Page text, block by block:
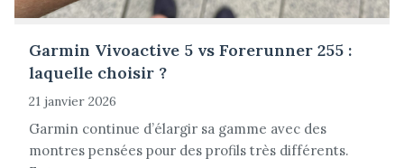
Garmin Vivoactive 5 vs Forerunner 255 :
laquelle choisir ?
21 janvier 2026
Garmin continue d’élargir sa gamme avec des
montres pensées pour des profils très différents.